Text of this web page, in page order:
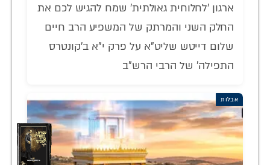
ארגון 'לחלוחית גאולתית' שמח להגיש לכם את
החלק השני והמרתק של המשפיע הרב חיים
שלום דייטש שליט"א על פרק י"א ב'קונטרס
התפילה' של הרבי הרש"ב
אבלות